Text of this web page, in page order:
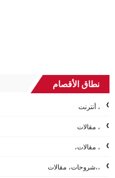
نطاق الأقصام
، أنترنت
، مقالات
، مقالات،
،،شروحات، مقالات